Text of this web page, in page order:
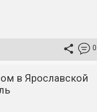
0
в Ярославской